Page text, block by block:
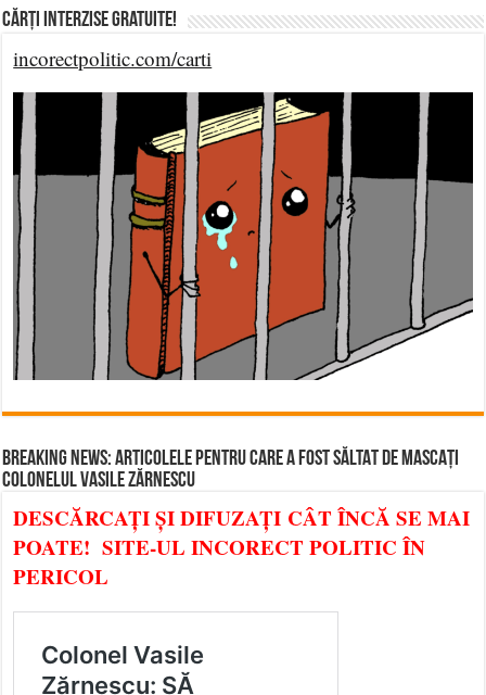
Cărți Interzise Gratuite!
incorectpolitic.com/carti
BREAKING NEWS: ARTICOLELE PENTRU CARE A FOST SĂLTAT DE MASCAȚI
COLONELUL VASILE ZĂRNESCU
DESCĂRCAȚI ȘI DIFUZAȚI CÂT ÎNCĂ SE MAI
POATE! SITE-UL INCORECT POLITIC ÎN
PERICOL